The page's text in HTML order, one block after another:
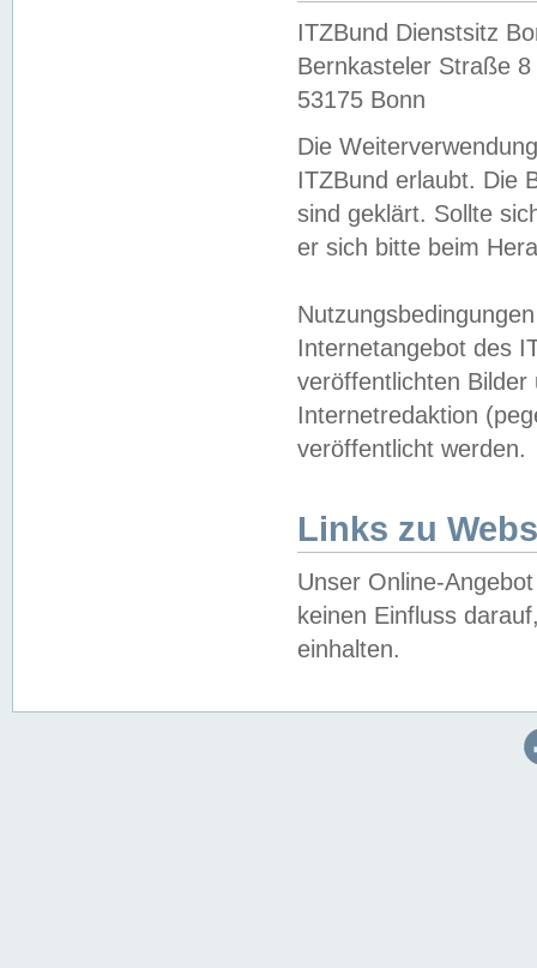
ITZBund Dienstsitz
Bernkasteler Straße 8
53175 Bonn
Die
ITZBund erlaubt. Die
sind geklärt. Sollte
er sich bitte beim
Internetangebot des
veröffentlichten
Internetredaktion
veröffentlicht werden.
Links zu
Unser Online-
keinen Einfluss
einhalten.